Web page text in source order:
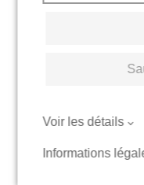
Voir les détails
Informations